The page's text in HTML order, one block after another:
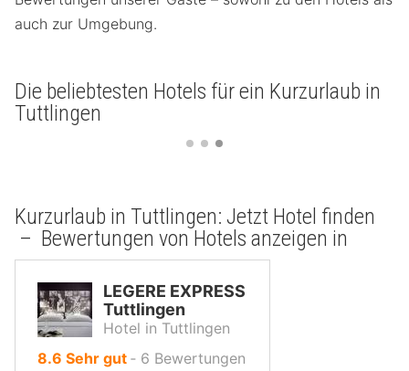
auch zur Umgebung.
Die beliebtesten Hotels für ein Kurzurlaub in
Tuttlingen
Kurzurlaub in Tuttlingen: Jetzt Hotel finden
– Bewertungen von Hotels anzeigen in
LEGERE EXPRESS
Tuttlingen
Hotel in Tuttlingen
8.6 von
Sehr gut ‐ 6 Bewertungen